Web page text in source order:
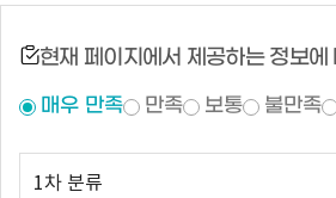
현재 페이지에서 제공하는 정보
매우 만족 만족 보통 불만족